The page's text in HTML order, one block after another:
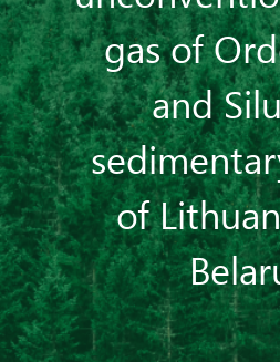
gas of
and
of